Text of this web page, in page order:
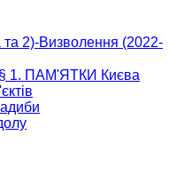
2)-Визволення (2022-
1. ПАМ'ЯТКИ Києва